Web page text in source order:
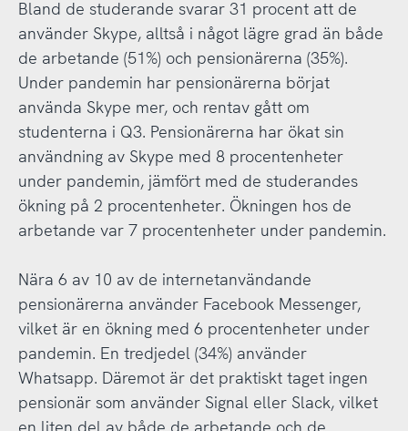
Bland de studerande svarar 31 procent att de
använder Skype, alltså i något lägre grad än både
de arbetande (51%) och pensionärerna (35%).
Under pandemin har pensionärerna börjat
använda Skype mer, och rentav gått om
studenterna i Q3. Pensionärerna har ökat sin
användning av Skype med 8 procentenheter
under pandemin, jämfört med de studerandes
ökning på 2 procentenheter. Ökningen hos de
arbetande var 7 procentenheter under pandemin.
Nära 6 av 10 av de internetanvändande
pensionärerna använder Facebook Messenger,
vilket är en ökning med 6 procentenheter under
pandemin. En tredjedel (34%) använder
Whatsapp. Däremot är det praktiskt taget ingen
pensionär som använder Signal eller Slack, vilket
en liten del av både de arbetande och de